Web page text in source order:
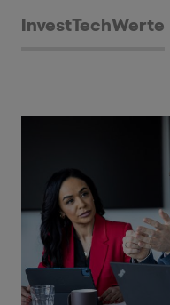
InvestTechWerte